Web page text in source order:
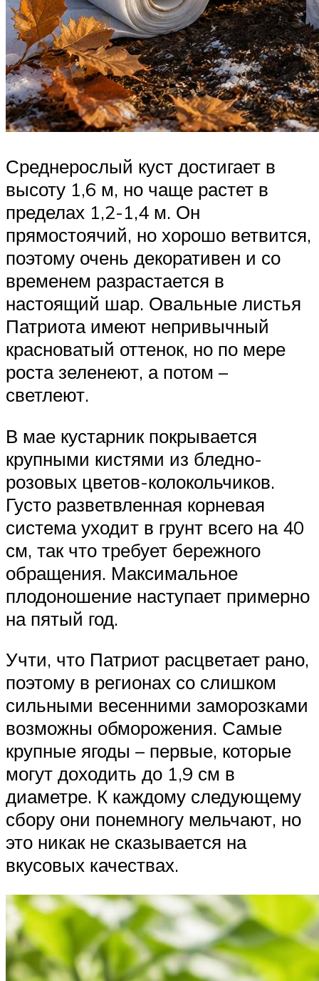
Среднерослый куст достигает в
высоту 1,6 м, но чаще растет в
пределах 1,2-1,4 м. Он
прямостоячий, но хорошо ветвится,
поэтому очень декоративен и со
временем разрастается в
настоящий шар. Овальные листья
Патриота имеют непривычный
красноватый оттенок, но по мере
роста зеленеют, а потом –
светлеют.
В мае кустарник покрывается
крупными кистями из бледно-
розовых цветов-колокольчиков.
Густо разветвленная корневая
система уходит в грунт всего на 40
см, так что требует бережного
обращения. Максимальное
плодоношение наступает примерно
на пятый год.
Учти, что Патриот расцветает рано,
поэтому в регионах со слишком
сильными весенними заморозками
возможны обморожения. Самые
крупные ягоды – первые, которые
могут доходить до 1,9 см в
диаметре. К каждому следующему
сбору они понемногу мельчают, но
это никак не сказывается на
вкусовых качествах.